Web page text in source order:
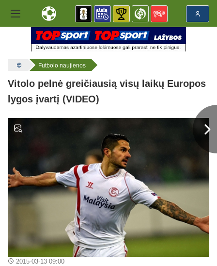
Futbolo naujienos
Vitolo pelnė greičiausią visų laikų Europos
lygos įvartį (VIDEO)
2015-03-13 09:00